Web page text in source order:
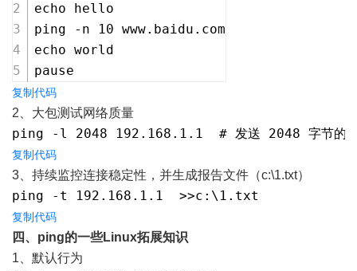
echo hello
ping -n 10 www.baidu.com
echo world
pause
复制代码
2、大包测试网络质量
ping -l 2048 192.168.1.1  # 发送 2048 字节的包
复制代码
3、持续监控连接稳定性，并生成报告文件（c:\1.txt）
ping -t 192.168.1.1  >>c:\1.txt
复制代码
四、ping的一些Linux拓展知识
1、默认行为